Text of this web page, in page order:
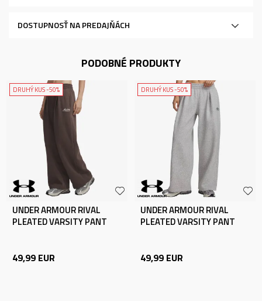
DOSTUPNOSŤ NA PREDAJŇÁCH
PODOBNÉ PRODUKTY
DRUHÝ KUS -50%
UNDER ARMOUR RIVAL
PLEATED VARSITY PANT
49,99 EUR
DRUHÝ KUS -50%
UNDER ARMOUR RIVAL
PLEATED VARSITY PANT
49,99 EUR